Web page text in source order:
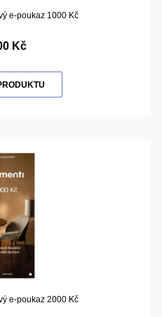
e-poukaz 1000 Kč
Kč
e-poukaz 2000 Kč